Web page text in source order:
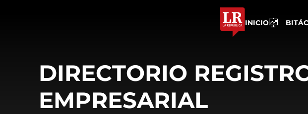
INICIO
DIRECTORIO
EMPRESARIAL